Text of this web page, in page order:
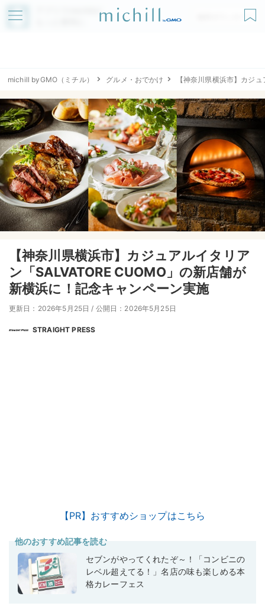
アプリでmichillが
無料ダウンロード
michill byGMO（ミチル） グルメ・おでかけ 【神奈川県横浜市】カジ
【神奈川県横浜市】カジュアルイタリア
ン「SALVATORE CUOMO」の新店舗が
新横浜に！記念キャンペーン実施
更新日：2026年5月25日 / 公開日：2026年5月25日
STRAIGHT PRESS
【PR】おすすめショップはこちら
他のおすすめ記事を読む
セブンがやってくれたぞ～！「コンビニの
レベル超えてる！」名店の味も楽しめる本
格カレーフェス